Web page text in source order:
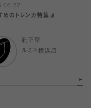
めのトレンカ特集🧦
靴下屋
ルミネ横浜店